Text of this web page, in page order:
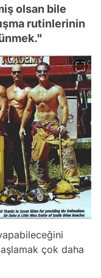
olsan bile
rutinlerinin
çok daha